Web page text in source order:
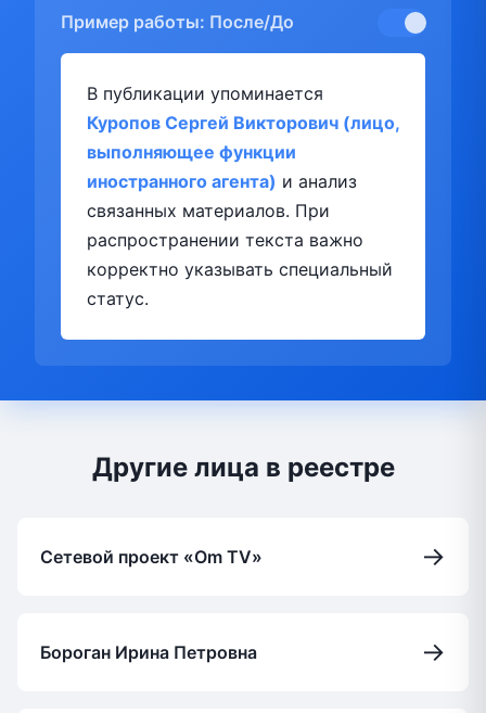
Пример работы: После/До
В публикации упоминается
Куропов Сергей Викторович (лицо,
выполняющее функции
иностранного агента) и анализ
связанных материалов. При
распространении текста важно
корректно указывать специальный
статус.
Другие лица в реестре
Сетевой проект «Om TV» →
Бороган Ирина Петровна →